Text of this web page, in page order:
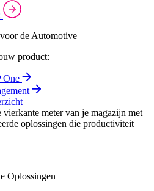
de Automotive
product:
One
vierkante meter van je magazijn met
oplossingen die productiviteit
Oplossingen